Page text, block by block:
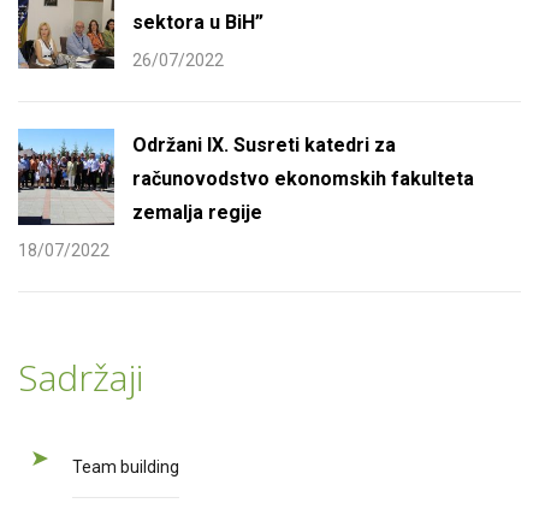
sektora u BiH”
26/07/2022
Održani IX. Susreti katedri za
računovodstvo ekonomskih fakulteta
zemalja regije
18/07/2022
Sadržaji
Team building